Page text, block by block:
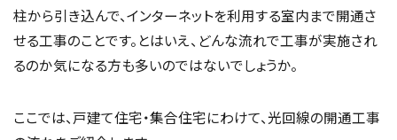
柱から引き込んで、インターネットを利用する室内まで開通さ
せる工事のことです。とはいえ、どんな流れで工事が実施され
るのか気になる方も多いのではないでしょうか。
ここでは、戸建て住宅・集合住宅にわけて、光回線の開通工事